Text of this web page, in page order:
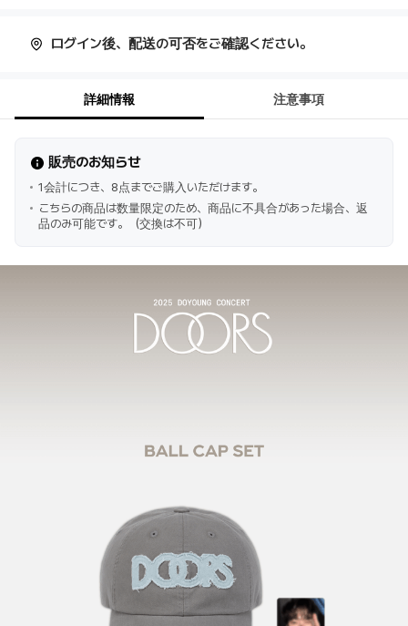
ログイン後、配送の可否をご確認ください。
詳細情報 注意事項
販売のお知らせ
1会計につき、8点までご購入いただけます。
こちらの商品は数量限定のため、商品に不具合があった場合、返
品のみ可能です。（交換は不可）